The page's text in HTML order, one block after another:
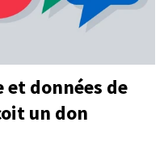
données de
un don